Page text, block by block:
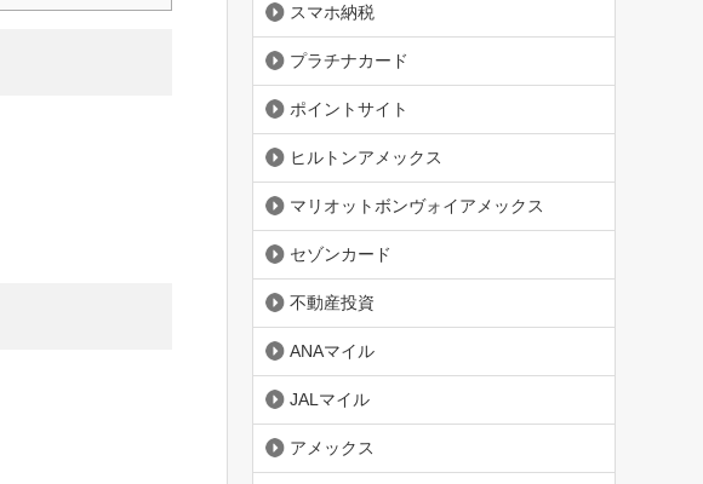
スマホ納税
プラチナカード
ポイントサイト
ヒルトンアメックス
マリオットボンヴォイアメックス
セゾンカード
不動産投資
ANAマイル
JALマイル
アメックス